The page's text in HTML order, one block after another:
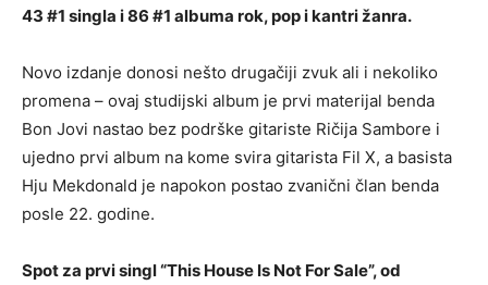
43 #1 singla i 86 #1 albuma rok, pop i kantri žanra.
Novo izdanje donosi nešto drugačiji zvuk ali i nekoliko
promena – ovaj studijski album je prvi materijal benda
Bon Jovi nastao bez podrške gitariste Ričija Sambore i
ujedno prvi album na kome svira gitarista Fil X, a basista
Hju Mekdonald je napokon postao zvanični član benda
posle 22. godine.
Spot za prvi singl “This House Is Not For Sale”, od